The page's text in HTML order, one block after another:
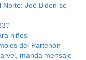
Norte: Joe Biden se
niños
del Partenón
manda mensaje